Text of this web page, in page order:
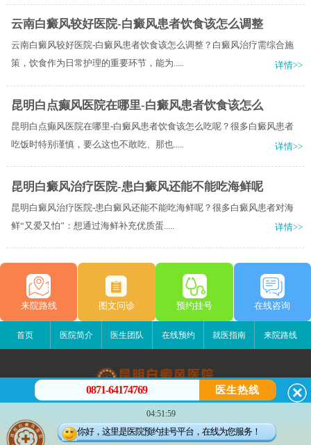
云南白癜风较好医院-白癜风患者饮食该怎么调整
云南白癜风较好医院-白癜风患者饮食该怎么调整？白癜风治疗需综合施
策，饮食作为日常护理的重要环节，能为.....
详情>>
昆明白点癫风医院在哪里-白癜风患者饮食该怎么
昆明白点癫风医院在哪里-白癜风患者饮食该怎么吃呢？很多白癜风患者
吃饭时特别谨慎，要么这也不敢吃、那也.....
详情>>
昆明白癜风治疗医院-患白癜风还能不能吃海鲜呢
昆明白癜风治疗医院-患白癜风还能不能吃海鲜呢？很多白癜风患者对海
鲜“又爱又怕”：想通过海鲜补充优质蛋.....
详情>>
来院路线 图文问诊 预约挂号 在线咨询
首页 医院简介 医生团队 在线预约 就医指南 来院路线
昆明白癜风医院
昆明市五华区护国路2号
版权所有：昆明白癜风医院
0871-64174769 医生热线
04:51:59
你好，这里是医院预约挂号平台，在线为您服务！